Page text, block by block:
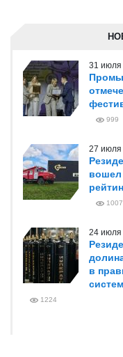
31 июля
999
27 июля
вошел
1007
24 июля
в
1224